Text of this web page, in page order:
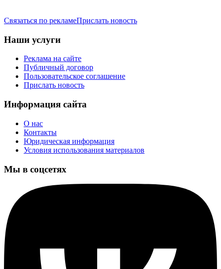
Связаться по рекламеПрислать новость
Наши услуги
Реклама на сайте
Публичный договор
Пользовательское соглашение
Прислать новость
Информация сайта
О нас
Контакты
Юридическая информация
Условия использования материалов
Мы в соцсетях